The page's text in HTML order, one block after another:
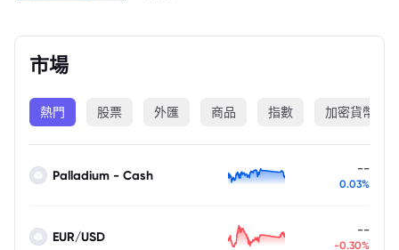
市場
熱門 股票 外匯 商品 指數 加密貨幣
Palladium - Cash --
0.03%
EUR/USD --
-0.30%